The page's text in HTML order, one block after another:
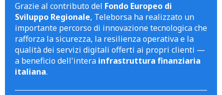
Grazie al contributo del Fondo Europeo di
Sviluppo Regionale, Teleborsa ha realizzato un
importante percorso di innovazione tecnologica che
rafforza la sicurezza, la resilienza operativa e la
qualità dei servizi digitali offerti ai propri clienti —
a beneficio dell'intera infrastruttura finanziaria
italiana.